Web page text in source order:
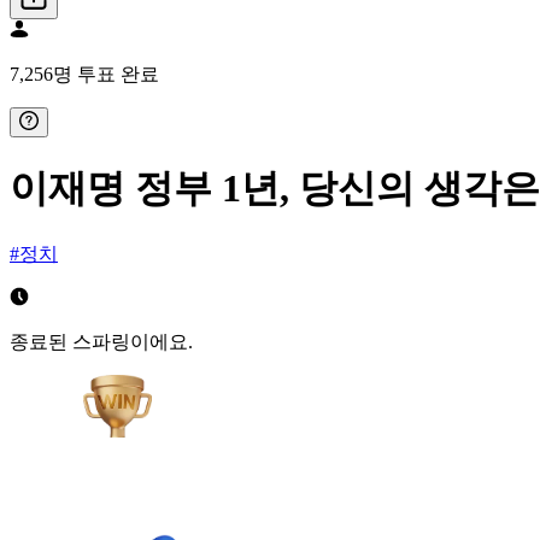
7,256명 투표 완료
이재명 정부 1년, 당신의 생각
#정치
종료된 스파링이에요.